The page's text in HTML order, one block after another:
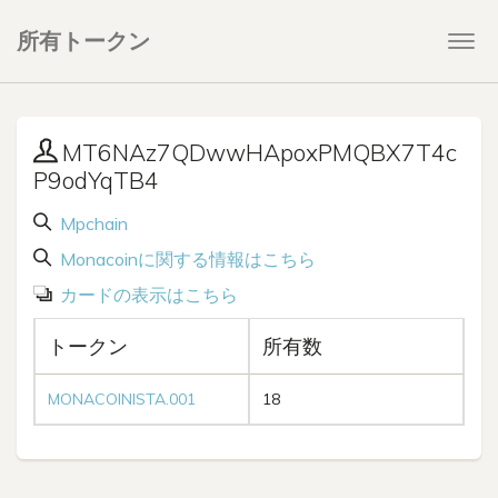
所有トークン
MT6NAz7QDwwHApoxPMQBX7T4c
P9odYqTB4
Mpchain
Monacoinに関する情報はこちら
カードの表示はこちら
トークン 所有数
MONACOINISTA.001 18